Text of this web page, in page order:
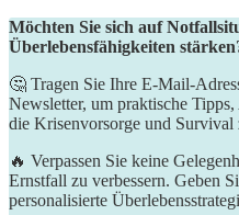
Möchten Sie sich auf
Überlebensfähigkeiten
🤔 Tragen Sie Ihre E-Mail-
Newsletter, um praktische
die Krisenvorsorge und Survival
🔥 Verpassen Sie keine
Ernstfall zu verbessern. Geben
personalisierte